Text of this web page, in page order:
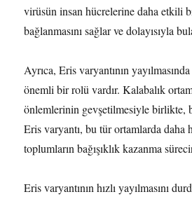
virüsün insan hücrelerine daha etkili
bağlanmasını sağlar ve dolayısıyla
Ayrıca, Eris varyantının
önemli bir rolü vardır. Kalabalık
önlemlerinin gevşetilmesiyle birlikte,
Eris varyantı, bu tür ortamlarda daha
toplumların bağışıklık kazanma
Eris varyantının hızlı yayılmasını